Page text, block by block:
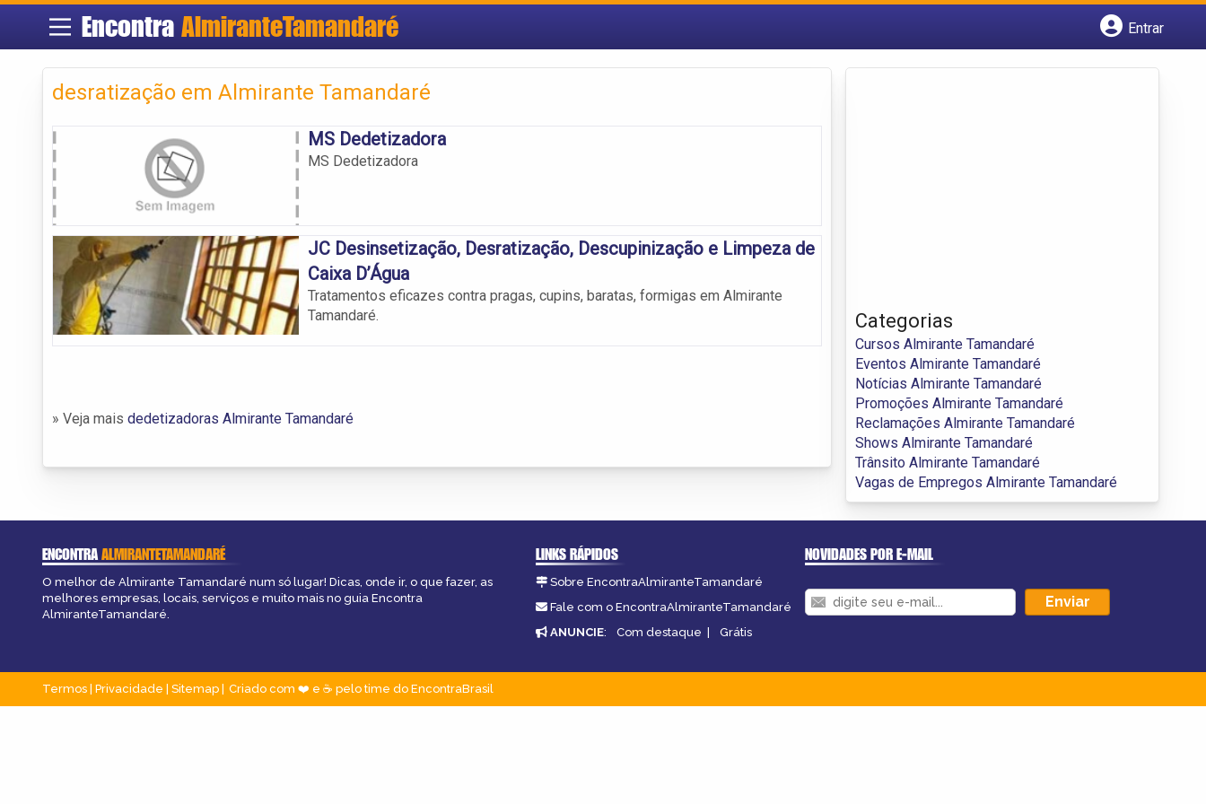
Encontra AlmiranteTamandaré
Entrar
desratização em Almirante Tamandaré
MS Dedetizadora
MS Dedetizadora
JC Desinsetização, Desratização, Descupinização e Limpeza de
Caixa D’Água
Tratamentos eficazes contra pragas, cupins, baratas, formigas em Almirante
Tamandaré.
» Veja mais dedetizadoras Almirante Tamandaré
Categorias
Cursos Almirante Tamandaré
Eventos Almirante Tamandaré
Notícias Almirante Tamandaré
Promoções Almirante Tamandaré
Reclamações Almirante Tamandaré
Shows Almirante Tamandaré
Trânsito Almirante Tamandaré
Vagas de Empregos Almirante Tamandaré
ENCONTRAALMIRANTETAMANDARÉ
O melhor de Almirante Tamandaré num só lugar! Dicas, onde ir, o que fazer, as
melhores empresas, locais, serviços e muito mais no guia Encontra
AlmiranteTamandaré.
LINKS RÁPIDOS
Sobre EncontraAlmiranteTamandaré
Fale com o EncontraAlmiranteTamandaré
ANUNCIE: Com destaque | Grátis
NOVIDADES POR E-MAIL
Termos | Privacidade | Sitemap Criado com ❤️ e ☕ pelo time do EncontraBrasil